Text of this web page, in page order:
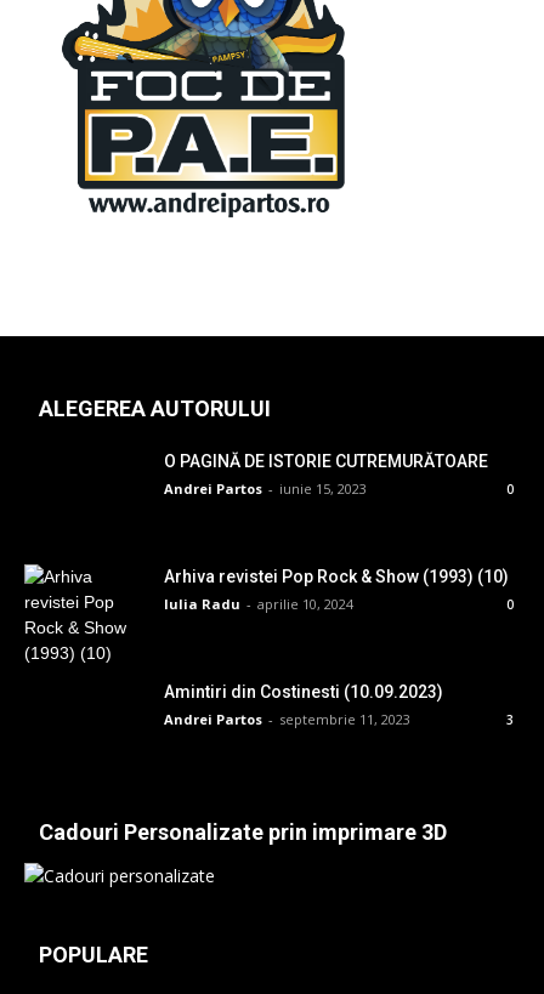
ALEGEREA AUTORULUI
O PAGINĂ DE ISTORIE CUTREMURĂTOARE
Andrei Partos - iunie 15, 2023 0
Arhiva revistei Pop Rock & Show (1993) (10)
Iulia Radu - aprilie 10, 2024 0
Amintiri din Costinesti (10.09.2023)
Andrei Partos - septembrie 11, 2023 3
Cadouri Personalizate prin imprimare 3D
POPULARE